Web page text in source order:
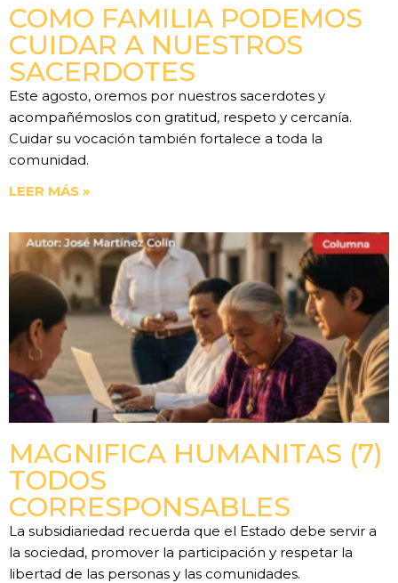
COMO FAMILIA PODEMOS
CUIDAR A NUESTROS
SACERDOTES
Este agosto, oremos por nuestros sacerdotes y
acompañémoslos con gratitud, respeto y cercanía.
Cuidar su vocación también fortalece a toda la
comunidad.
LEER MÁS »
MAGNIFICA HUMANITAS (7)
TODOS
CORRESPONSABLES
La subsidiariedad recuerda que el Estado debe servir a
la sociedad, promover la participación y respetar la
libertad de las personas y las comunidades.